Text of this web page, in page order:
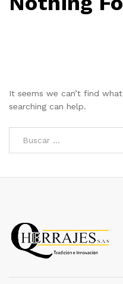
It seems we can’t find
searching can help.